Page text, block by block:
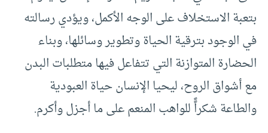
بتعبة الاستخلاف على الوجه الأكمل، ويؤدي رسالته
في الوجود بترقية الحياة وتطوير وسائلها، وبناء
الحضارة المتوازنة التي تتفاعل فيها متطلبات البدن
مع أشواق الروح، ليحيا الإنسان حياة العبودية
والطاعة شكراًً للواهب المنعم على ما أجزل وأكرم.